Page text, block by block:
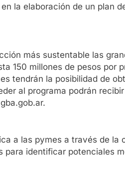
la elaboración de un plan
más sustentable las
150 millones de pesos por
tendrán la posibilidad de
al programa podrán
a las pymes a través de
identificar potenciales